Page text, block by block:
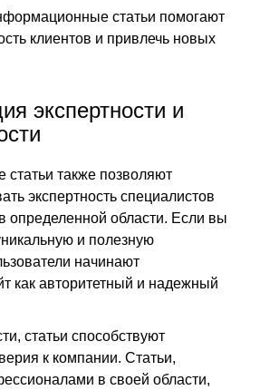
статьи помогают
клиентов и привлечь новых
экспертности и
также позволяют
экспертность специалистов
определенной области. Если вы
и полезную
начинают
как авторитетный и надежный
статьи способствуют
к компании. Статьи,
в своей области,